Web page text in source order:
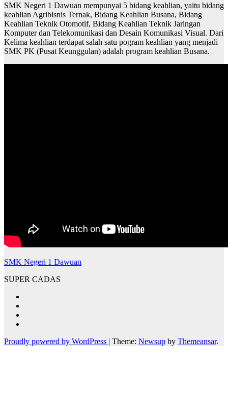
SMK Negeri 1 Dawuan mempunyai 5 bidang keahlian, yaitu bidang
keahlian Agribisnis Ternak, Bidang Keahlian Busana, Bidang
Keahlian Teknik Otomotif, Bidang Keahlian Teknik Jaringan
Komputer dan Telekomunikasi dan Desain Komunikasi Visual. Dari
Kelima keahlian terdapat salah satu pogram keahlian yang menjadi
SMK PK (Pusat Keunggulan) adalah program keahlian Busana.
SMK Negeri 1 Dawuan
SUPER CADAS
Proudly powered by WordPress | Theme: Newsup by Themeansar.